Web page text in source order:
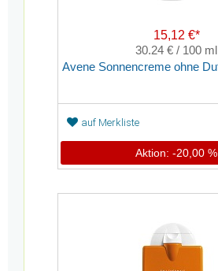
15,12 €*
30.24 € / 100 ml
auf Merkliste
Aktion: -20,00 %